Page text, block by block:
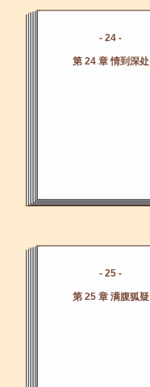
- 24 -
第 24 章 情到深处
- 25 -
第 25 章 满腹狐疑